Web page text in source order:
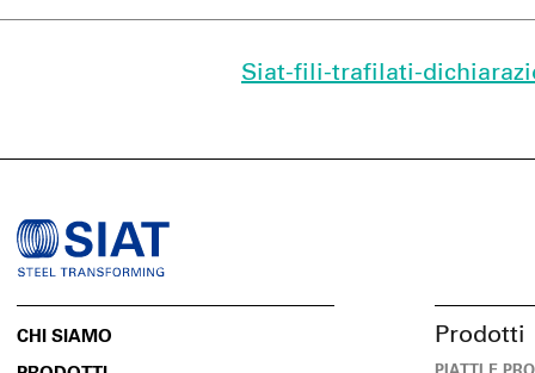
Siat-fili-trafilati-
CHI SIAMO Prodotti